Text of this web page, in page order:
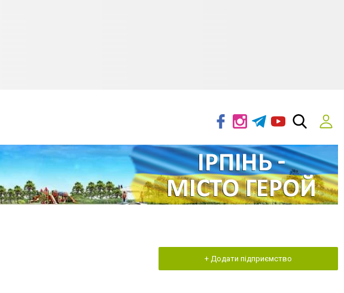
+ Додати підприємство